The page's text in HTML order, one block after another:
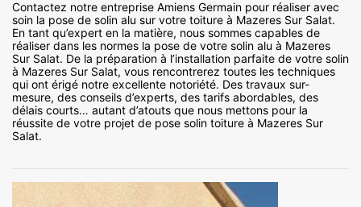
Contactez notre entreprise Amiens Germain pour réaliser avec
soin la pose de solin alu sur votre toiture à Mazeres Sur Salat.
En tant qu’expert en la matière, nous sommes capables de
réaliser dans les normes la pose de votre solin alu à Mazeres
Sur Salat. De la préparation à l’installation parfaite de votre solin
à Mazeres Sur Salat, vous rencontrerez toutes les techniques
qui ont érigé notre excellente notoriété. Des travaux sur-
mesure, des conseils d’experts, des tarifs abordables, des
délais courts… autant d’atouts que nous mettons pour la
réussite de votre projet de pose solin toiture à Mazeres Sur
Salat.